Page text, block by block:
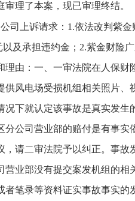
理了本案，现已审理终结。
司上诉请求：1.依法改判紫
以及承担违约金；2.紫金财险
理由：一、一审法院在人保财
供风电场受损机组相关照片、
况下就认定该事故是真实发生
分公司营业部的赔付是有事实
，请二审法院予以纠正。事故
营业部没有提交案发机组的相
者笔录等资料证实事故事实的